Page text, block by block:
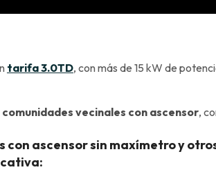
tarifa 3.0TD, con más de 15 kW de
comunidades vecinales con ascensor,
con ascensor sin maxímetro y